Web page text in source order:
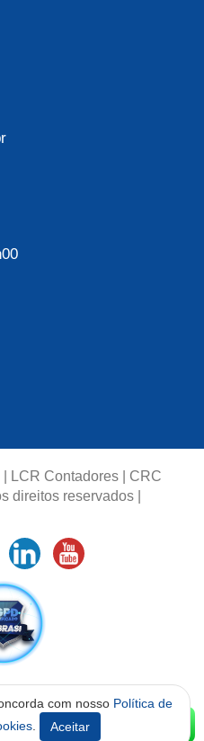
LCR Contadores | CRC
direitos reservados |
- Sistemas para gestão
com nosso Política de
. Aceitar